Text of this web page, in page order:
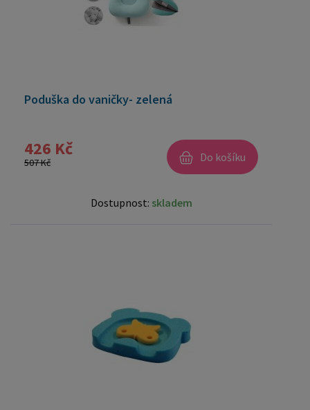
Poduška do vaničky- zelená
426 Kč
507 Kč Do košíku
Dostupnost: skladem